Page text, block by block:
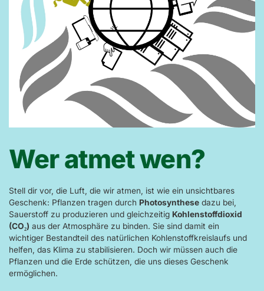
Wer atmet wen?
Stell dir vor, die Luft, die wir atmen, ist wie ein unsichtbares
Geschenk: Pflanzen tragen durch Photosynthese dazu bei,
Sauerstoff zu produzieren und gleichzeitig Kohlenstoffdioxid
(CO₂) aus der Atmosphäre zu binden. Sie sind damit ein
wichtiger Bestandteil des natürlichen Kohlenstoffkreislaufs und
helfen, das Klima zu stabilisieren. Doch wir müssen auch die
Pflanzen und die Erde schützen, die uns dieses Geschenk
ermöglichen.